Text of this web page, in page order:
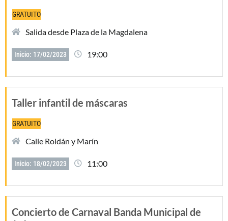
GRATUITO
Salida desde Plaza de la Magdalena
Inicio: 17/02/2023 19:00
Taller infantil de máscaras
GRATUITO
Calle Roldán y Marín
Inicio: 18/02/2023 11:00
Concierto de Carnaval Banda Municipal de